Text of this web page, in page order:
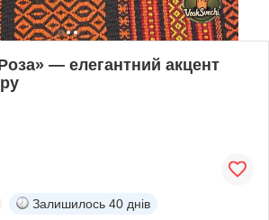
— елегантний акцент
Залишилось 40 днів